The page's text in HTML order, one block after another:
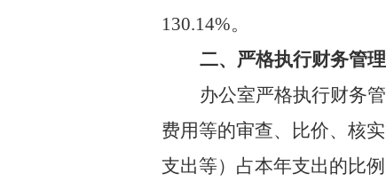
130.14%。
二、 严格执行财务管
办公室严格执行财务
费用等的审查、比价、核
支出等）占本年支出的比